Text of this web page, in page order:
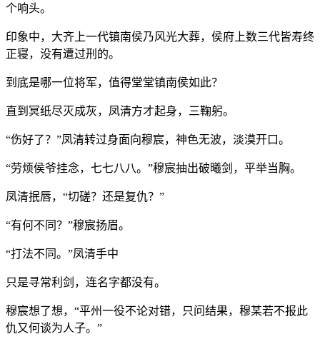
个响头。
印象中，大齐上一代镇南侯乃风光大葬，侯府上数三代皆寿终
正寝，没有遭过刑的。
到底是哪一位将军，值得堂堂镇南侯如此？
直到冥纸尽灭成灰，凤清方才起身，三鞠躬。
“伤好了？”凤清转过身面向穆宸，神色无波，淡漠开口。
“劳烦侯爷挂念，七七八八。”穆宸抽出破曦剑，平举当胸。
凤清抿唇，“切磋？还是复仇？”
“有何不同？”穆宸扬眉。
“打法不同。”凤清手中
只是寻常利剑，连名字都没有。
穆宸想了想，“平州一役不论对错，只问结果，穆某若不报此
仇又何谈为人子。”